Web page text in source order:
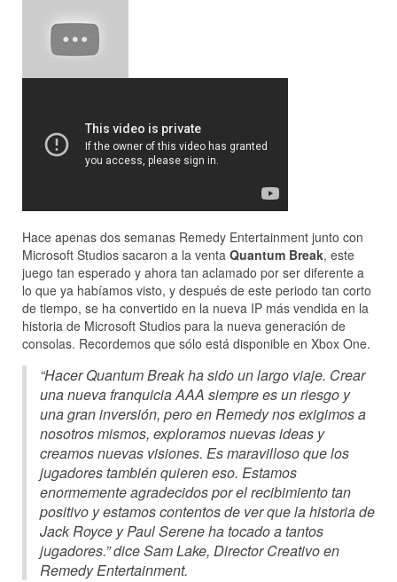
Hace apenas dos semanas Remedy Entertainment junto con
Microsoft Studios sacaron a la venta Quantum Break, este
juego tan esperado y ahora tan aclamado por ser diferente a
lo que ya habíamos visto, y después de este periodo tan corto
de tiempo, se ha convertido en la nueva IP más vendida en la
historia de Microsoft Studios para la nueva generación de
consolas. Recordemos que sólo está disponible en Xbox One.
“Hacer Quantum Break ha sido un largo viaje. Crear
una nueva franquicia AAA siempre es un riesgo y
una gran inversión, pero en Remedy nos exigimos a
nosotros mismos, exploramos nuevas ideas y
creamos nuevas visiones. Es maravilloso que los
jugadores también quieren eso. Estamos
enormemente agradecidos por el recibimiento tan
positivo y estamos contentos de ver que la historia de
Jack Royce y Paul Serene ha tocado a tantos
jugadores.” dice Sam Lake, Director Creativo en
Remedy Entertainment.